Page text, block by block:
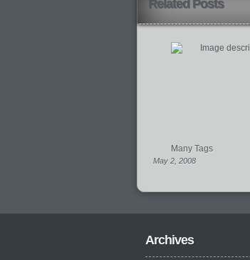
Related Posts
Many Tags
May 2, 2008
Archives